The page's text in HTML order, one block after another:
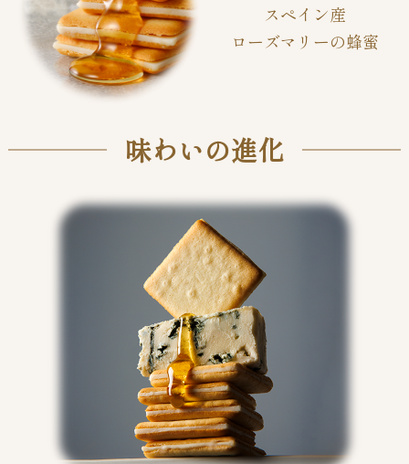
スペイン産
ローズマリーの蜂蜜
味わいの進化